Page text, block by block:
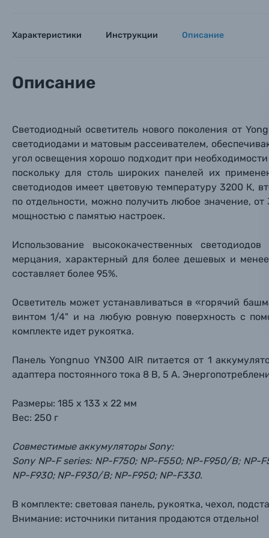
Вспышки для фотоаппаратов
Аксессуары для фото и видеокамер
Оптические приборы
Электроника
Осветительное оборудование
Фотоальбомы
Книги о фотографии, альбомы известных
Солнцезащитные очки
Уценённые товары
Вами с
Имя*
Характеристики Инструкции Описание
Описание
Светодиодный осветитель нового поколения от
светодиодами и матовым рассеивателем,
угол освещения хорошо подходит при
поскольку для столь широких панелей их
светодиодов имеет цветовую температуру 3200 К,
по отдельности, можно получить любое значение,
мощностью с памятью настроек.
Использование высококачественных
мерцания, характерный для более дешевых и
составляет более 95%.
Осветитель может устанавливаться в «горячий
винтом 1/4" и на любую ровную поверхность с
комплекте идет рукоятка.
Панель Yongnuo YN300 AIR питается от 1
адаптера постоянного тока 8 В, 5 А.
Размеры: 185 х 133 х 22 мм
Вес: 250 г
Совместимые аккумуляторы Sony:
Sony NP-F series: NP-F750; NP-F550; NP-F950/B; NP-
NP-F930; NP-F930/B; NP-F950; NP-F330.
В комплекте: световая панель, рукоятка, чехол,
Внимание: источники питания продаются отдельно!